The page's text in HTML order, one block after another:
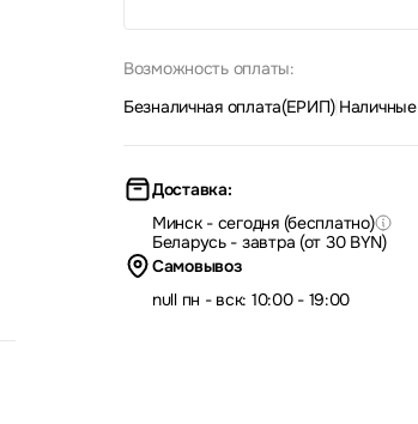
Возможность оплаты:
Безналичная оплата(ЕРИП)| Наличные
Доставка:
Минск - сегодня (бесплатно)
Беларусь - завтра (от 30 BYN)
Самовывоз
null пн - вск: 10:00 - 19:00